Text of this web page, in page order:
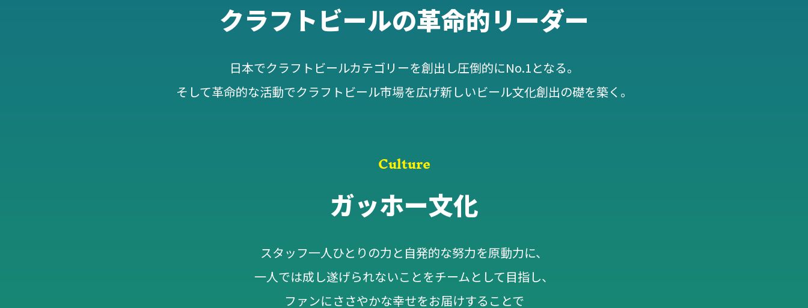
クラフトビールの革命的リーダー
日本でクラフトビールカテゴリーを創出し圧倒的にNo.1となる。
そして革命的な活動でクラフトビール市場を広げ新しいビール文化創出の礎を築く。
Culture
ガッホー文化
スタッフ一人ひとりの力と自発的な努力を原動力に、
一人では成し遂げられないことをチームとして目指し、
ファンにささやかな幸せをお届けすることで